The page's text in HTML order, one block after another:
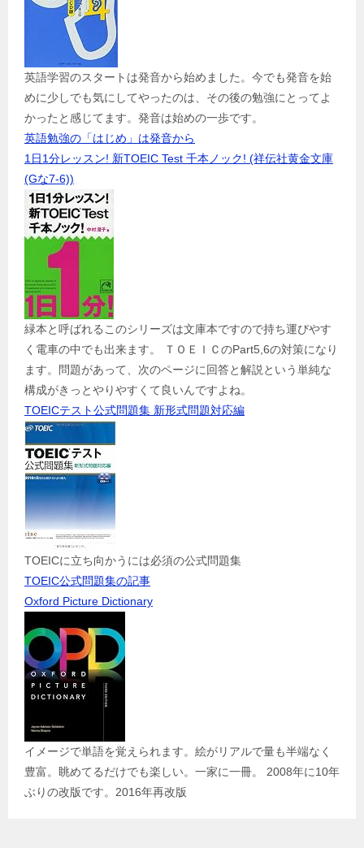
英語学習のスタートは発音から始めました。今でも発音を始
めに少しでも気にしてやったのは、その後の勉強にとってよ
かったと感じてます。発音は始めの一歩です。
英語勉強の「はじめ」は発音から
1日1分レッスン! 新TOEIC Test 千本ノック! (祥伝社黄金文庫
(Gな7-6))
緑本と呼ばれるこのシリーズは文庫本ですので持ち運びやす
く電車の中でも出来ます。 ＴＯＥＩＣのPart5,6の対策になり
ます。問題があって、次のページに回答と解説という単純な
構成がきっとやりやすくて良いんですよね。
TOEICテスト公式問題集 新形式問題対応編
TOEICに立ち向かうには必須の公式問題集
TOEIC公式問題集の記事
Oxford Picture Dictionary
イメージで単語を覚えられます。絵がリアルで量も半端なく
豊富。眺めてるだけでも楽しい。一家に一冊。 2008年に10年
ぶりの改版です。2016年再改版